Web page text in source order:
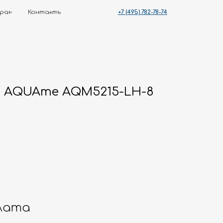
+7 (495) 782-78-74
AQM5215-LH-8